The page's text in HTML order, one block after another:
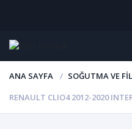
ANA SAYFA
SOĞUTMA VE
RENAULT CLIO4 2012-2020